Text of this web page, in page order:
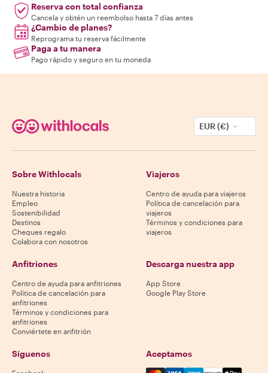
Reserva con total confianza
Cancela y obtén un reembolso hasta 7 días antes
¿Cambio de planes?
Reprograma tu reserva fácilmente
Paga a tu manera
Pago rápido y seguro en tu moneda
EUR (€)
Sobre Withlocals
Nuestra historia
Empleo
Sostenibilidad
Destinos
Cheques regalo
Colabora con nosotros
Viajeros
Centro de ayuda para viajeros
Política de cancelación para
viajeros
Términos y condiciones para
viajeros
Anfitriones
Centro de ayuda para anfitriones
Política de cancelación para
anfitriones
Términos y condiciones para
anfitriones
Conviértete en anfitrión
Descarga nuestra app
App Store
Google Play Store
Síguenos Aceptamos